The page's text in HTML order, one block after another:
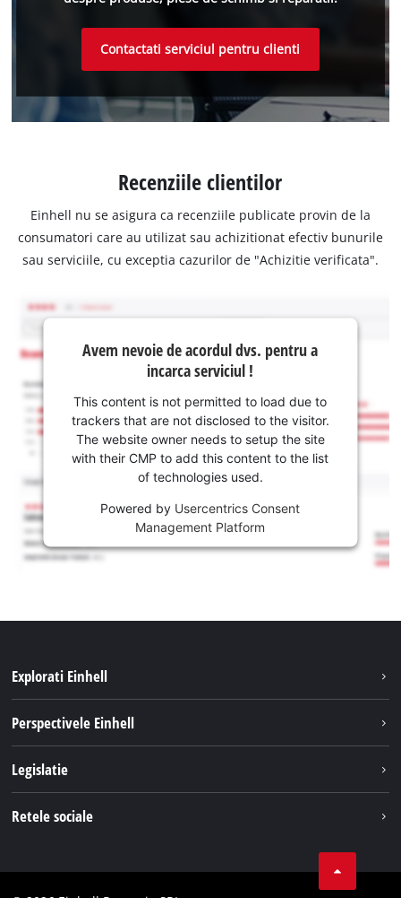
Contactati serviciul pentru clienti
Recenziile clientilor
Einhell nu se asigura ca recenziile publicate provin de la
consumatori care au utilizat sau achizitionat efectiv bunurile
sau serviciile, cu exceptia cazurilor de "Achizitie verificata".
Avem nevoie de acordul dvs. pentru a
incarca serviciul !
This content is not permitted to load due to
trackers that are not disclosed to the visitor.
The website owner needs to setup the site
with their CMP to add this content to the list
of technologies used.
Powered by Usercentrics Consent
Management Platform
Explorati Einhell
Sistemul de acumulatori
Perspectivele Einhell
Einhell in lume
Legislatie
Declaratie de accesibilitate
Retele sociale